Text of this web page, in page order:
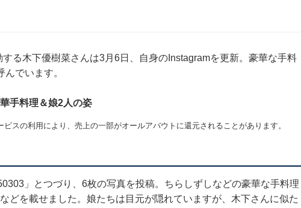
る木下優樹菜さんは3月6日、自身のInstagramを更新。豪華な手料
でいます。
手料理＆娘2人の姿
スの利用により、売上の一部がオールアバウトに還元されることがあります。
」とつづり、6枚の写真を投稿。ちらしずしなどの豪華な手料理
どを載せました。娘たちは目元が隠れていますが、木下さんに似た